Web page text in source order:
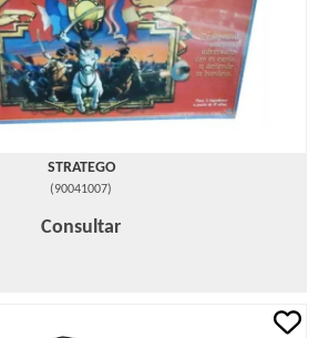
STRATEGO
(90041007)
Consultar